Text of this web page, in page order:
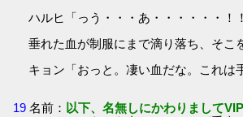
ハルヒ「っう・・・あ・・・・・・！
垂れた血が制服にまで滴り落ち、そこ
キョン「おっと。凄い血だな。これは
19 名前： 以下、名無しにかわりまして